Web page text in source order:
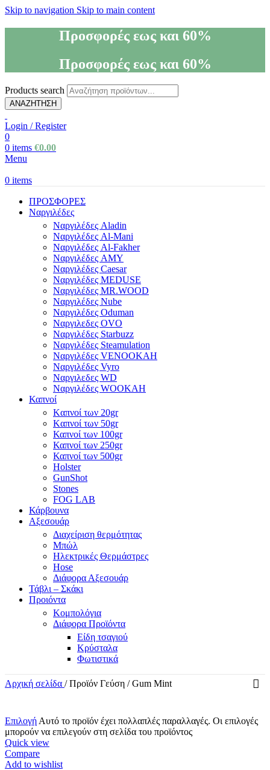
Skip to navigation Skip to main content
Προσφορές εως και 60%
Προσφορές εως και 60%
Products search
ΑΝΑΖΗΤΗΣΗ
Login / Register
0
0 items €0.00
Menu
0 items
ΠΡΟΣΦΟΡΕΣ
Ναργιλέδες
Ναργιλέδες Aladin
Ναργιλέδες Al-Mani
Ναργιλέδες Al-Fakher
Ναργιλέδες AΜΥ
Ναργιλέδες Caesar
Ναργιλέδες MEDUSE
Ναργιλέδες MR.WOOD
Ναργιλέδες Nube
Ναργιλέδες Oduman
Ναργιλεδες OVO
Ναργιλέδες Starbuzz
Ναργιλέδες Steamulation
Ναργιλέδες VENOOKAH
Ναργιλέδες Vyro
Ναργιλεδες WD
Ναργιλέδες WOOKAH
Καπνοί
Kαπνοί των 20gr
Kαπνοί των 50gr
Καπνοί των 100gr
Καπνοί των 250gr
Καπνοί των 500gr
Holster
GunShot
Stones
FOG LAB
Κάρβουνα
Αξεσουάρ
Διαχείριση θερμότητας
Μπώλ
Ηλεκτρικές Θερμάστρες
Hose
Διάφορα Αξεσουάρ
Τάβλι – Σκάκι
Προιόντα
Κομπολόγια
Διάφορα Προϊόντα
Είδη τσαγιού
Κρύσταλα
Φωτιστικά
Αρχική σελίδα / Προϊόν Γεύση / Gum Mint
Επιλογή Αυτό το προϊόν έχει πολλαπλές παραλλαγές. Οι επιλογές
μπορούν να επιλεγούν στη σελίδα του προϊόντος
Quick view
Compare
Add to wishlist